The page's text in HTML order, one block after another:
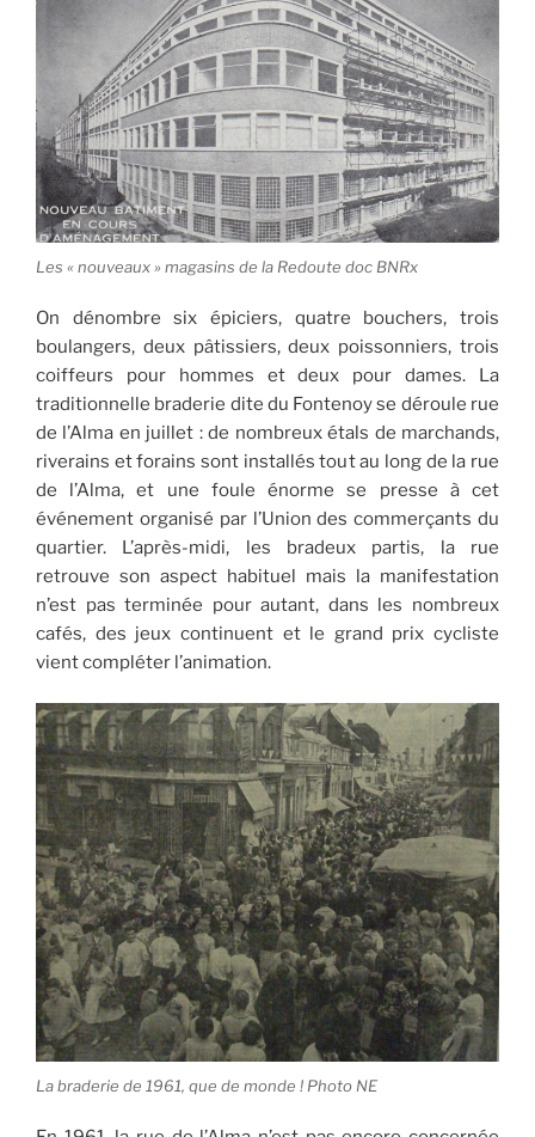
Les « nouveaux » magasins de la Redoute doc BNRx
On dénombre six épiciers, quatre bouchers, trois
boulangers, deux pâtissiers, deux poissonniers, trois
coiffeurs pour hommes et deux pour dames. La
traditionnelle braderie dite du Fontenoy se déroule rue
de l’Alma en juillet : de nombreux étals de marchands,
riverains et forains sont installés tout au long de la rue
de l’Alma, et une foule énorme se presse à cet
événement organisé par l’Union des commerçants du
quartier. L’après-midi, les bradeux partis, la rue
retrouve son aspect habituel mais la manifestation
n’est pas terminée pour autant, dans les nombreux
cafés, des jeux continuent et le grand prix cycliste
vient compléter l’animation.
La braderie de 1961, que de monde ! Photo NE